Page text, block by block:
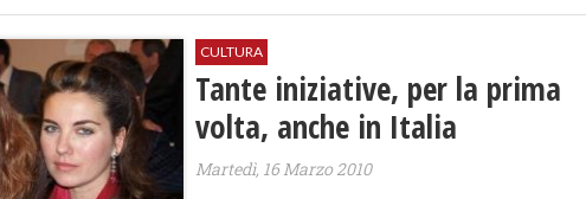
CULTURA
Tante iniziative, per la prima
volta, anche in Italia
Martedì, 16 Marzo 2010